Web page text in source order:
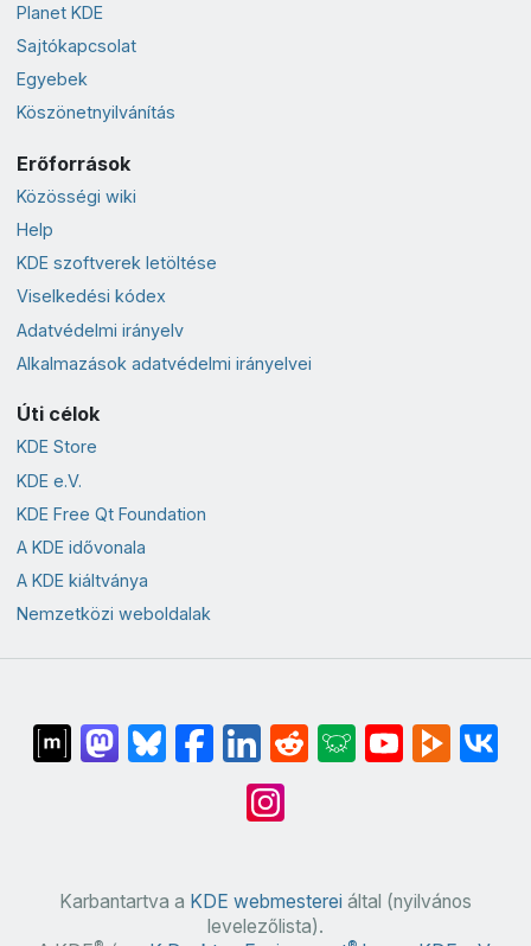
Planet KDE
Sajtókapcsolat
Egyebek
Köszönetnyilvánítás
Erőforrások
Közösségi wiki
Help
KDE szoftverek letöltése
Viselkedési kódex
Adatvédelmi irányelv
Alkalmazások adatvédelmi irányelvei
Úti célok
KDE Store
KDE e.V.
KDE Free Qt Foundation
A KDE idővonala
A KDE kiáltványa
Nemzetközi weboldalak
Karbantartva a KDE webmesterei által (nyilvános
levelezőlista).